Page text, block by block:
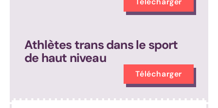
Athlètes trans dans le sport
de haut niveau
Télécharger